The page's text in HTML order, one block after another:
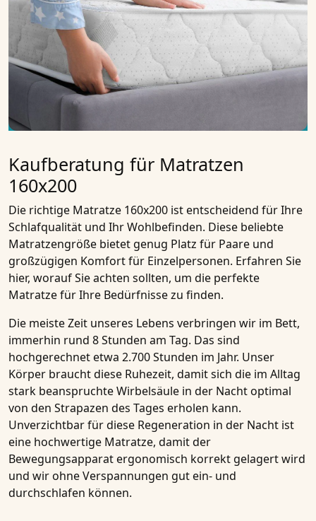
Kaufberatung für Matratzen
160x200
Die richtige Matratze 160x200 ist entscheidend für Ihre
Schlafqualität und Ihr Wohlbefinden. Diese beliebte
Matratzengröße bietet genug Platz für Paare und
großzügigen Komfort für Einzelpersonen. Erfahren Sie
hier, worauf Sie achten sollten, um die perfekte
Matratze für Ihre Bedürfnisse zu finden.
Die meiste Zeit unseres Lebens verbringen wir im Bett,
immerhin rund 8 Stunden am Tag. Das sind
hochgerechnet etwa 2.700 Stunden im Jahr. Unser
Körper braucht diese Ruhezeit, damit sich die im Alltag
stark beanspruchte Wirbelsäule in der Nacht optimal
von den Strapazen des Tages erholen kann.
Unverzichtbar für diese Regeneration in der Nacht ist
eine hochwertige Matratze, damit der
Bewegungsapparat ergonomisch korrekt gelagert wird
und wir ohne Verspannungen gut ein- und
durchschlafen können.